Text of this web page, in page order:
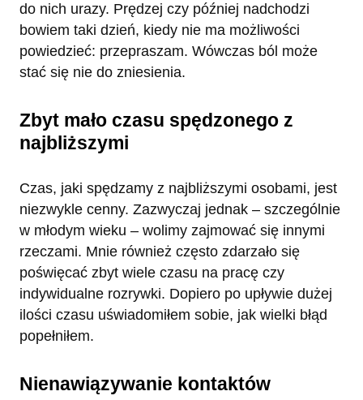
do nich urazy. Prędzej czy później nadchodzi
bowiem taki dzień, kiedy nie ma możliwości
powiedzieć: przepraszam. Wówczas ból może
stać się nie do zniesienia.
Zbyt mało czasu spędzonego z
najbliższymi
Czas, jaki spędzamy z najbliższymi osobami, jest
niezwykle cenny. Zazwyczaj jednak – szczególnie
w młodym wieku – wolimy zajmować się innymi
rzeczami. Mnie również często zdarzało się
poświęcać zbyt wiele czasu na pracę czy
indywidualne rozrywki. Dopiero po upływie dużej
ilości czasu uświadomiłem sobie, jak wielki błąd
popełniłem.
Nienawiązywanie kontaktów